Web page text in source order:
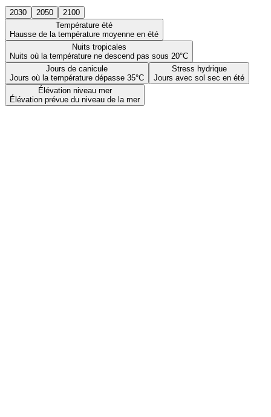
2030 2050
2100
Température été
Hausse de la température moyenne en été
Nuits tropicales
Nuits où la température ne descend pas sous 20°C
Jours de canicule
Jours où la température dépasse 35°C
Stress hydrique
Jours avec sol sec en été
Élévation niveau mer
Élévation prévue du niveau de la mer